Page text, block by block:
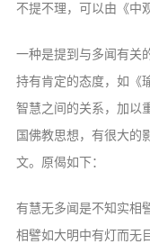
不提不理，可以由《中
一种是提到与多闻有关
持有肯定的态度，如《
智慧之间的关系，加以
国佛教思想，有很大的
文。原偈如下：
有慧无多闻是不知实相
相譬如大明中有灯而无